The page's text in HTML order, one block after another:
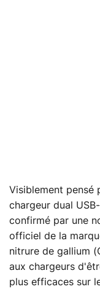
Visiblement pensé
chargeur dual
confirmé par une
officiel de la
nitrure de gallium
aux chargeurs
plus efficaces sur